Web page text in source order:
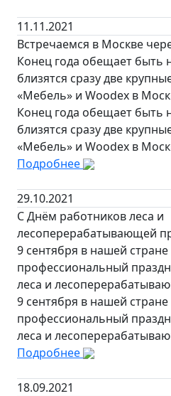
11.11.2021
Встречаемся в Москве
Конец года обещает
близятся сразу две
«Мебель» и Woodex в
Конец года обещает
близятся сразу две
«Мебель» и Woodex в
Подробнее
29.10.2021
С Днём работников леса и
лесоперерабатывающей
9 сентября в нашей
профессиональный
леса и
9 сентября в нашей
профессиональный
леса и
Подробнее
18.09.2021